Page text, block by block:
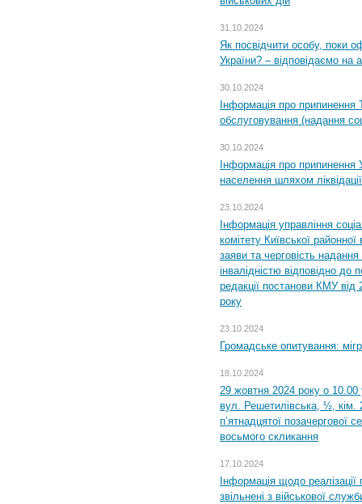
31.10.2024
Як посвідчити особу, поки
України? – відповідаємо на
30.10.2024
Інформація про припинення
обслуговування (надання
30.10.2024
Інформація про припинення
населення шляхом ліквідації
23.10.2024
Інформація управління
комітету Київської
заяви та черговість надання
інвалідністю відповідно
редакції постанови КМУ
року
23.10.2024
Громадське опитування:
18.10.2024
29 жовтня 2024 року о 10.00
вул. Решетилівська, ½, кім.
п’ятнадцятої позачергової
восьмого скликання
17.10.2024
Інформація щодо
звільнені з військової